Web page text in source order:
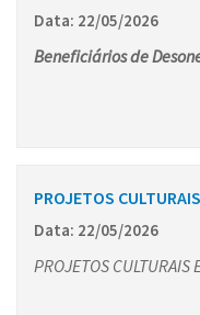
Data: 22/05/2026
Beneficiários de
PROJETOS
Data: 22/05/2026
PROJETOS CULTURAIS